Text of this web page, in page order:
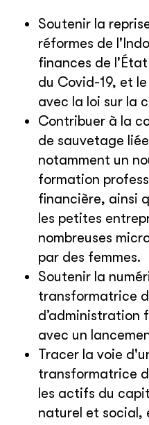
Soutenir la
réformes de
finances de
du Covid-19, et
avec la loi sur la
Contribuer à la
de sauvetage
notamment un
formation
financière, ainsi
les petites
nombreuses
par des femmes.
Soutenir la
transformatrice
d’administration
avec un
Tracer la voie
transformatrice
les actifs du
naturel et social,